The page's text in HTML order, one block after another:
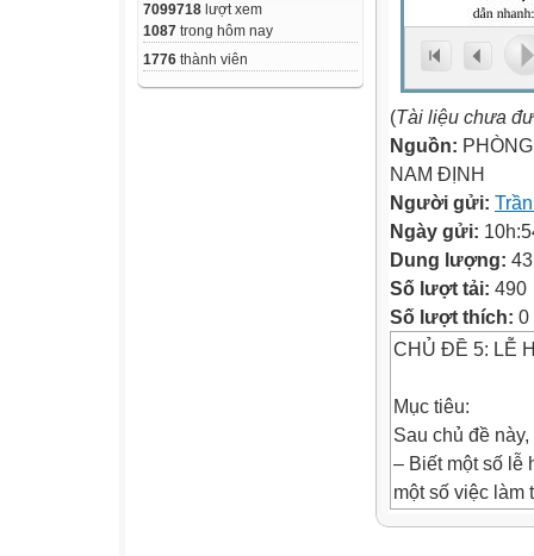
7099718 lượt xem
1087 trong hôm nay
1776 thành viên
(Tài liệu chưa
Nguồn:
NAM ĐỊNH
Người gửi:
Ngày gửi:
Dung lượng:
Số lượt tải: 490
Số lượt thích: 0
CHỦ ĐỀ 5: LỄ
Mục tiêu:
Sau chủ đề này,
– Biết một số lễ
một số việc làm